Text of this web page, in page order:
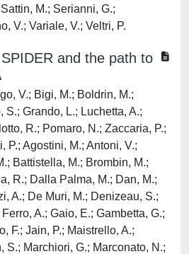
M.; Serianni, G.;
V.; Variale, V.; Veltri, P.
and the path to
V.; Bigi, M.; Boldrin, M.;
Grando, L.; Luchetta, A.;
R.; Pomaro, N.; Zaccaria, P.;
P.; Agostini, M.; Antoni, V.;
Battistella, M.; Brombin, M.;
R.; Dalla Palma, M.; Dan, M.;
A.; De Muri, M.; Denizeau, S.;
A.; Gaio, E.; Gambetta, G.;
F.; Jain, P.; Maistrello, A.;
S.; Marchiori, G.; Marconato, N.;